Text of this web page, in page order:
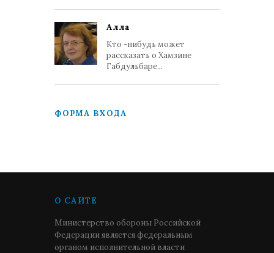
Алла
Кто -нибудь может
рассказать о Хамзине
Габдульбаре...
ФОРМА ВХОДА
О САЙТЕ
Министерство обороны Российской
Федерации является федеральным
органом исполнительной власти